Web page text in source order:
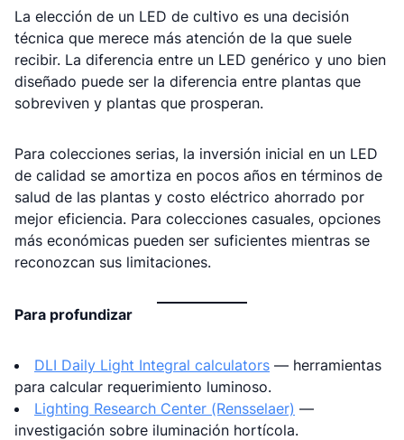
La elección de un LED de cultivo es una decisión
técnica que merece más atención de la que suele
recibir. La diferencia entre un LED genérico y uno bien
diseñado puede ser la diferencia entre plantas que
sobreviven y plantas que prosperan.
Para colecciones serias, la inversión inicial en un LED
de calidad se amortiza en pocos años en términos de
salud de las plantas y costo eléctrico ahorrado por
mejor eficiencia. Para colecciones casuales, opciones
más económicas pueden ser suficientes mientras se
reconozcan sus limitaciones.
Para profundizar
DLI Daily Light Integral calculators — herramientas
para calcular requerimiento luminoso.
Lighting Research Center (Rensselaer) —
investigación sobre iluminación hortícola.